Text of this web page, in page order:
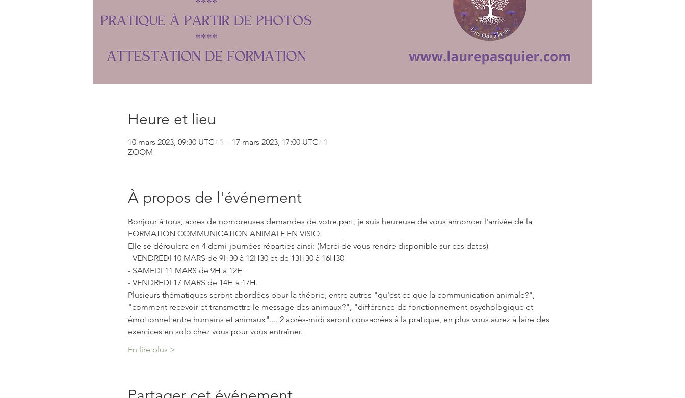
Heure et lieu
10 mars 2023, 09:30 UTC+1 – 17 mars 2023, 17:00 UTC+1
ZOOM
À propos de l'événement
Bonjour à tous, après de nombreuses demandes de votre part, je suis heureuse de vous annoncer l'arrivée de la
FORMATION COMMUNICATION ANIMALE EN VISIO.
Elle se déroulera en 4 demi-journées réparties ainsi: (Merci de vous rendre disponible sur ces dates)
- VENDREDI 10 MARS de 9H30 à 12H30 et de 13H30 à 16H30
- SAMEDI 11 MARS de 9H à 12H
- VENDREDI 17 MARS de 14H à 17H.
Plusieurs thématiques seront abordées pour la théorie, entre autres "qu'est ce que la communication animale?",
"comment recevoir et transmettre le message des animaux?", "différence de fonctionnement psychologique et
émotionnel entre humains et animaux".... 2 après-midi seront consacrées à la pratique, en plus vous aurez à faire des
exercices en solo chez vous pour vous entraîner.
En lire plus >